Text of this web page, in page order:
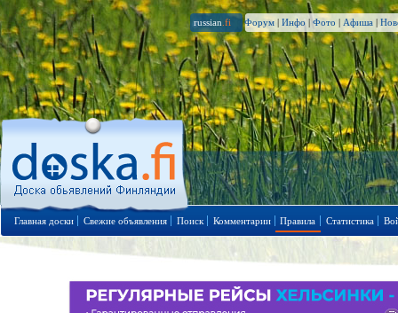
russian .fi Форум | Инфо | Фото | Афиша |
Главная доски Свежие объявления Поиск Комментарии Правила Статистика